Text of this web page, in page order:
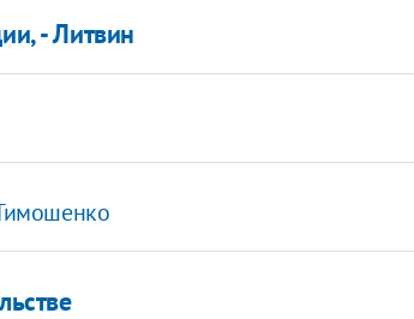
- Литвин